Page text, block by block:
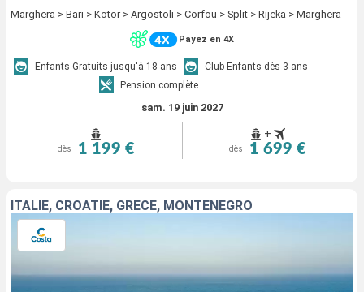
Marghera > Bari > Kotor > Argostoli > Corfou > Split > Rijeka > Marghera
Payez en 4X
Enfants Gratuits jusqu'à 18 ans
Club Enfants dès 3 ans
Pension complète
sam. 19 juin 2027
dès 1 199 €
+
dès 1 699 €
ITALIE, CROATIE, GRÈCE, MONTENEGRO